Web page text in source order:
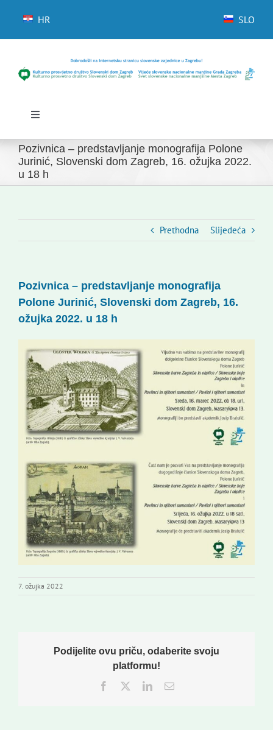
HR SLO
Toggle
Početna
Novosti
Slovenski dom Zagreb
Korisne informacije
Pozivnica – predstavljanje monografija Polone
Jurinić, Slovenski dom Zagreb, 16. ožujka 2022.
u 18 h
Prethodna Slijedeća
Pozivnica – predstavljanje monografija
Polone Jurinić, Slovenski dom Zagreb, 16.
ožujka 2022. u 18 h
7. ožujka 2022
Podijelite ovu priču, odaberite svoju
platformu!
Facebook
TwitterLinkedInEmail: